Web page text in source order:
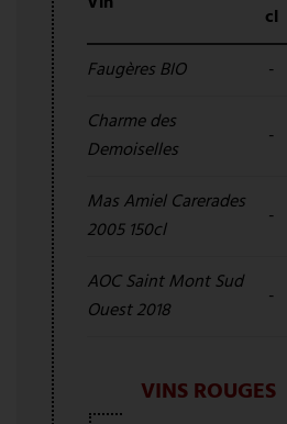
cl
Faugères BIO -
Charme des
Demoiselles
-
Mas Amiel Carerades
2005 150cl
-
AOC Saint Mont Sud
Ouest 2018
-
VINS ROUGES